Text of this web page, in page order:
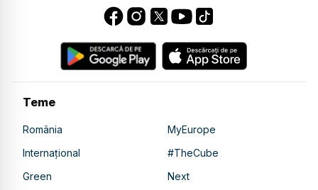
Teme
România
MyEurope
Internațional
#TheCube
Green
Next